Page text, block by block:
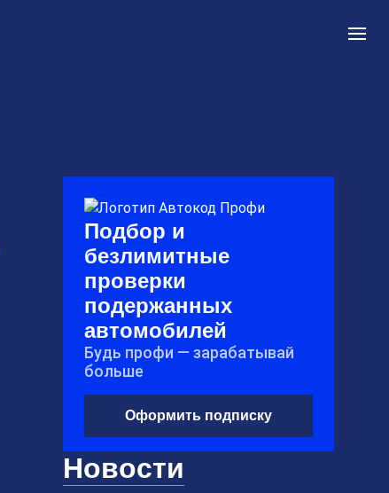
Подбор и
безлимитные
проверки
подержанных
автомобилей
Будь профи — зарабатывай
больше
Оформить подписку
Новости